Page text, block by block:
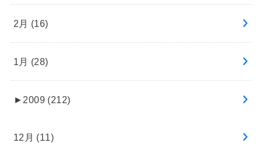
2月 (16)
1月 (28)
► 2009 (212)
12月 (11)